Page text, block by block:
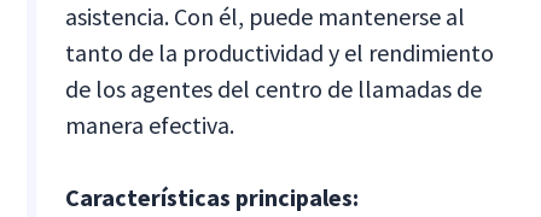
asistencia. Con él, puede mantenerse al
tanto de la productividad y el rendimiento
de los agentes del centro de llamadas de
manera efectiva.
Características principales: